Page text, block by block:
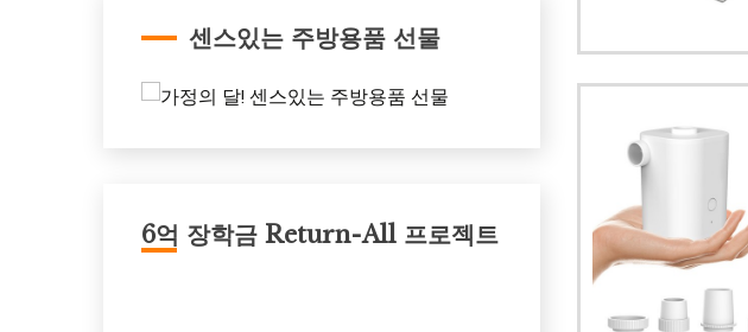
센스있는 주방용품 선물
6억 장학금 Return-All 프로젝트